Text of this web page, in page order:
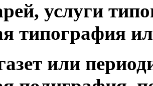
услуги
типография
или